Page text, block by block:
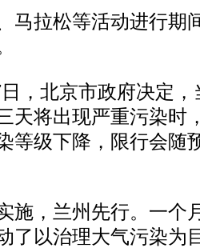
拉松等活动进行期
北京市政府决定，
天将出现严重污染时
等级下降，限行会随
，兰州先行。一个
了以治理大气污染为